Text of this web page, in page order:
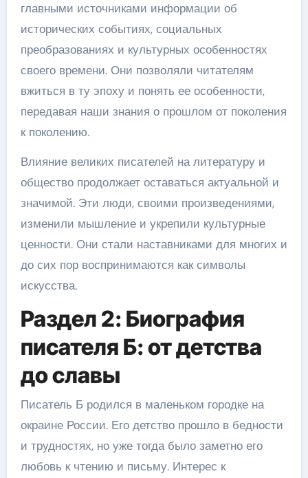
главными источниками информации об
исторических событиях, социальных
преобразованиях и культурных особенностях
своего времени. Они позволяли читателям
вжиться в ту эпоху и понять ее особенности,
передавая наши знания о прошлом от поколения
к поколению.
Влияние великих писателей на литературу и
общество продолжает оставаться актуальной и
значимой. Эти люди, своими произведениями,
изменили мышление и укрепили культурные
ценности. Они стали наставниками для многих и
до сих пор воспринимаются как символы
искусства.
Раздел 2: Биография
писателя Б: от детства
до славы
Писатель Б родился в маленьком городке на
окраине России. Его детство прошло в бедности
и трудностях, но уже тогда было заметно его
любовь к чтению и письму. Интерес к